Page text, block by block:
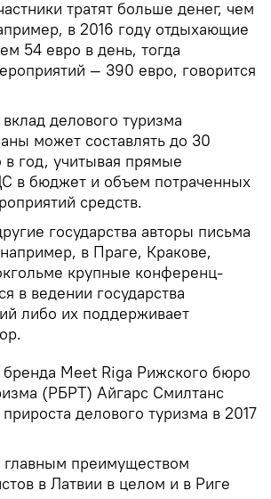
тратят больше денег, чем
в 2016 году отдыхающие
54 евро в день, тогда
— 390 евро, говорится
делового туризма
может составлять до 30
год, учитывая прямые
в бюджет и объем потраченных
средств.
государства авторы письма
в Праге, Кракове,
крупные конференц-
в ведении государства
либо их поддерживает
Meet Riga Рижского бюро
(РБРТ) Айгарс Смилтанс
делового туризма в 2017
главным преимуществом
в Латвии в целом и в Риге